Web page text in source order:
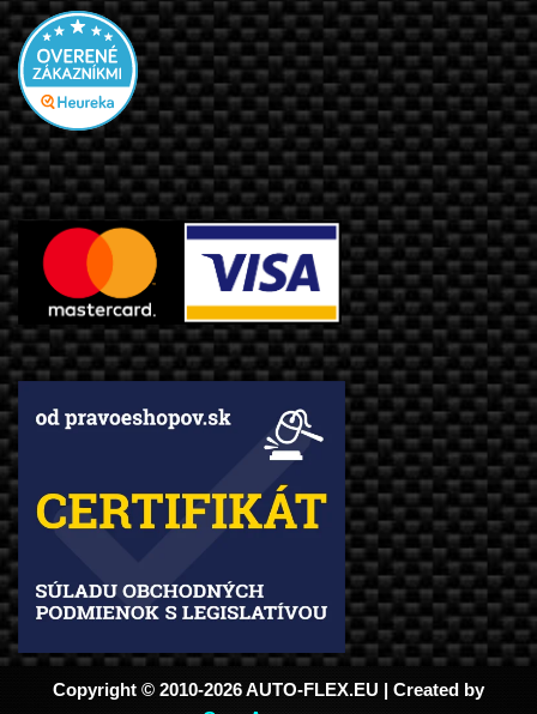
Copyright © 2010-2026 AUTO-FLEX.EU | Created by